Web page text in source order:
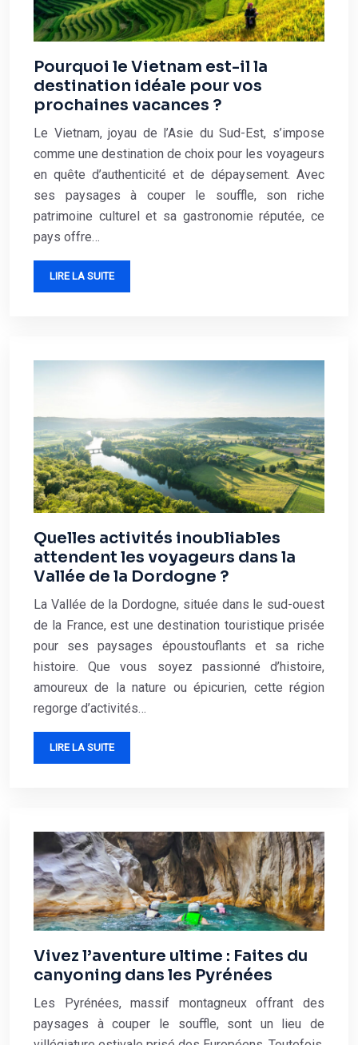
Pourquoi le Vietnam est-il la
destination idéale pour vos
prochaines vacances ?
Le Vietnam, joyau de l’Asie du Sud-Est, s’impose
comme une destination de choix pour les voyageurs
en quête d’authenticité et de dépaysement. Avec
ses paysages à couper le souffle, son riche
patrimoine culturel et sa gastronomie réputée, ce
pays offre…
LIRE LA SUITE
Quelles activités inoubliables
attendent les voyageurs dans la
Vallée de la Dordogne ?
La Vallée de la Dordogne, située dans le sud-ouest
de la France, est une destination touristique prisée
pour ses paysages époustouflants et sa riche
histoire. Que vous soyez passionné d’histoire,
amoureux de la nature ou épicurien, cette région
regorge d’activités…
LIRE LA SUITE
Vivez l’aventure ultime : Faites du
canyoning dans les Pyrénées
Les Pyrénées, massif montagneux offrant des
paysages à couper le souffle, sont un lieu de